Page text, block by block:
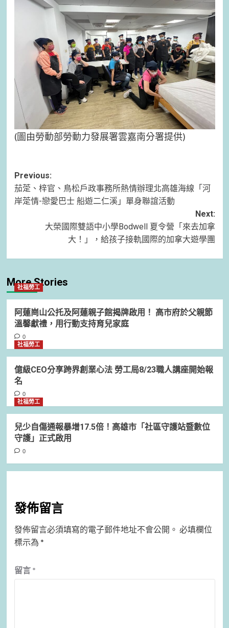
(圖由勞動部勞動力發展署雲嘉南分署提供)
Post
navigation
Previous:
茄萣、梓官、鳥松戶政事務所熱情辦理北高雄海線「河
岸萣情-戀愛巴士 船遊二仁溪」單身聯誼活動
Next:
大榮國際雙語中小學Bodwell 夏令營「來去加拿
大！」，給孩子接軌國際的加拿大遊學團
More Stories
社福勞工
阿蓮崗山公托及阿蓮親子館揭牌啟用！ 高市府於父親節
溫馨獻禮，用行動支持育兒家庭
0
社福勞工
億級CEO分享跨界創業心法 勞工局8/23職人講座開始報
名
0
社福勞工
兒少自傷通報暴增17.5倍！高雄市「社區守護站暨數位
守護」正式啟用
0
發佈留言
發佈留言必須填寫的電子郵件地址不會公開。 必填欄位
標示為 *
留言 *